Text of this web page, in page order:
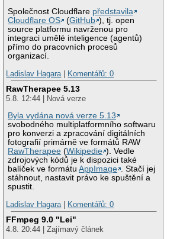
Společnost Cloudflare představila
Cloudflare OS
(GitHub ), tj. open
source platformu navrženou pro
integraci umělé inteligence (agentů)
přímo do pracovních procesů
organizací.
Ladislav Hagara
Komentářů: 0
RawTherapee 5.13
5.8. 12:44 | Nová verze
Byla vydána nová verze 5.13
svobodného multiplatformního softwaru
pro konverzi a zpracování digitálních
fotografií primárně ve formátů RAW
RawTherapee (Wikipedie ). Vedle
zdrojových kódů je k dispozici také
balíček ve formátuAppImage . Stačí jej
stáhnout, nastavit právo ke spuštění a
spustit.
Ladislav Hagara
Komentářů: 0
FFmpeg 9.0 "Lei"
4.8. 20:44 | Zajímavý článek